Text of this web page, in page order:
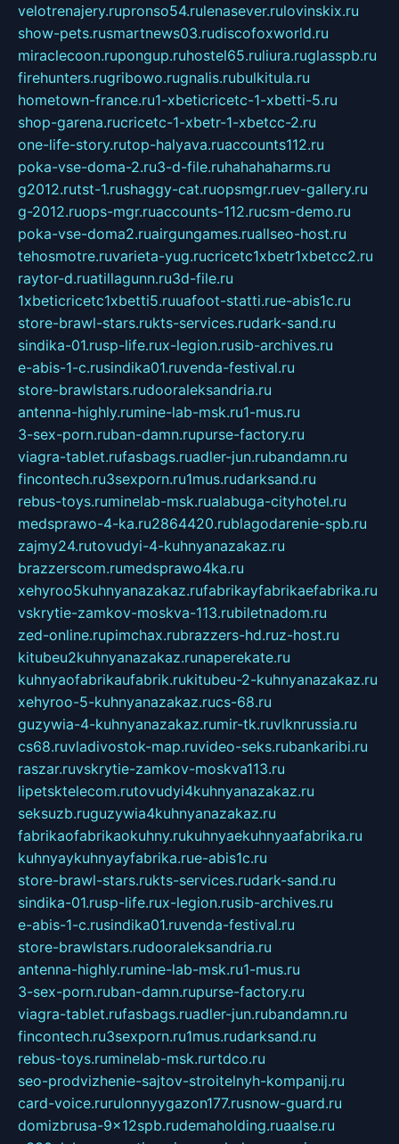
velotrenajery.rupronso54.rulenasever.rulovinskix.ru
show-pets.rusmartnews03.rudiscofoxworld.ru
miraclecoon.rupongup.ruhostel65.ruliura.ruglasspb.ru
firehunters.rugribowo.rugnalis.rubulkitula.ru
hometown-france.ru1-xbeticricetc-1-xbetti-5.ru
shop-garena.rucricetc-1-xbetr-1-xbetcc-2.ru
one-life-story.rutop-halyava.ruaccounts112.ru
poka-vse-doma-2.ru3-d-file.ruhahahaharms.ru
g2012.rutst-1.rushaggy-cat.ruopsmgr.ruev-gallery.ru
g-2012.ruops-mgr.ruaccounts-112.rucsm-demo.ru
poka-vse-doma2.ruairgungames.ruallseo-host.ru
tehosmotre.ruvarieta-yug.rucricetc1xbetr1xbetcc2.ru
raytor-d.ruatillagunn.ru3d-file.ru
1xbeticricetc1xbetti5.ruuafoot-statti.rue-abis1c.ru
store-brawl-stars.rukts-services.rudark-sand.ru
sindika-01.rusp-life.rux-legion.rusib-archives.ru
e-abis-1-c.rusindika01.ruvenda-festival.ru
store-brawlstars.rudooraleksandria.ru
antenna-highly.rumine-lab-msk.ru1-mus.ru
3-sex-porn.ruban-damn.rupurse-factory.ru
viagra-tablet.rufasbags.ruadler-jun.rubandamn.ru
fincontech.ru3sexporn.ru1mus.rudarksand.ru
rebus-toys.ruminelab-msk.rualabuga-cityhotel.ru
medsprawo-4-ka.ru2864420.rublagodarenie-spb.ru
zajmy24.rutovudyi-4-kuhnyanazakaz.ru
brazzerscom.rumedsprawo4ka.ru
xehyroo5kuhnyanazakaz.rufabrikayfabrikaefabrika.ru
vskrytie-zamkov-moskva-113.rubiletnadom.ru
zed-online.rupimchax.rubrazzers-hd.ruz-host.ru
kitubeu2kuhnyanazakaz.runaperekate.ru
kuhnyaofabrikaufabrik.rukitubeu-2-kuhnyanazakaz.ru
xehyroo-5-kuhnyanazakaz.rucs-68.ru
guzywia-4-kuhnyanazakaz.rumir-tk.ruvlknrussia.ru
cs68.ruvladivostok-map.ruvideo-seks.rubankaribi.ru
raszar.ruvskrytie-zamkov-moskva113.ru
lipetsktelecom.rutovudyi4kuhnyanazakaz.ru
seksuzb.ruguzywia4kuhnyanazakaz.ru
fabrikaofabrikaokuhny.rukuhnyaekuhnyaafabrika.ru
kuhnyaykuhnyayfabrika.rue-abis1c.ru
store-brawl-stars.rukts-services.rudark-sand.ru
sindika-01.rusp-life.rux-legion.rusib-archives.ru
e-abis-1-c.rusindika01.ruvenda-festival.ru
store-brawlstars.rudooraleksandria.ru
antenna-highly.rumine-lab-msk.ru1-mus.ru
3-sex-porn.ruban-damn.rupurse-factory.ru
viagra-tablet.rufasbags.ruadler-jun.rubandamn.ru
fincontech.ru3sexporn.ru1mus.rudarksand.ru
rebus-toys.ruminelab-msk.rurtdco.ru
seo-prodvizhenie-sajtov-stroitelnyh-kompanij.ru
card-voice.rurulonnyygazon177.rusnow-guard.ru
domizbrusa-9x12spb.rudemaholding.ruaalse.ru